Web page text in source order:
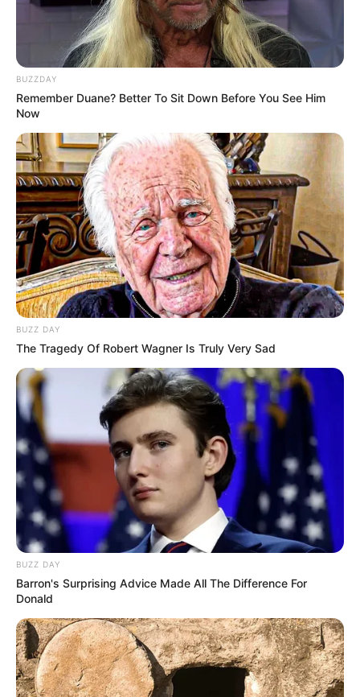
Wäre es nicht besser, wenn sich die Präsidenten und
Generäle mit Knüppeln gegenseitig erschlagen würden,
statt mit ihren Herdenarmeen so viele andere Menschen
zu ermorden?
Quermania folgen: Impressum & Kontakt
Smartphone Startseite
Suchen:
Auf einigen Seiten dieses Projektes sind Affiliate-
Angebote integriert. Wenn etwas darüber gebucht oder
gekauft wird, ist das eine Unterstützung, ohne dass sich
dadurch der Preis ändert.
BUZZDAY
Remember Duane? Better To Sit Down Before You See Him
Now
BUZZ DAY
The Tragedy Of Robert Wagner Is Truly Very Sad
BUZZ DAY
Barron's Surprising Advice Made All The Difference For
Donald